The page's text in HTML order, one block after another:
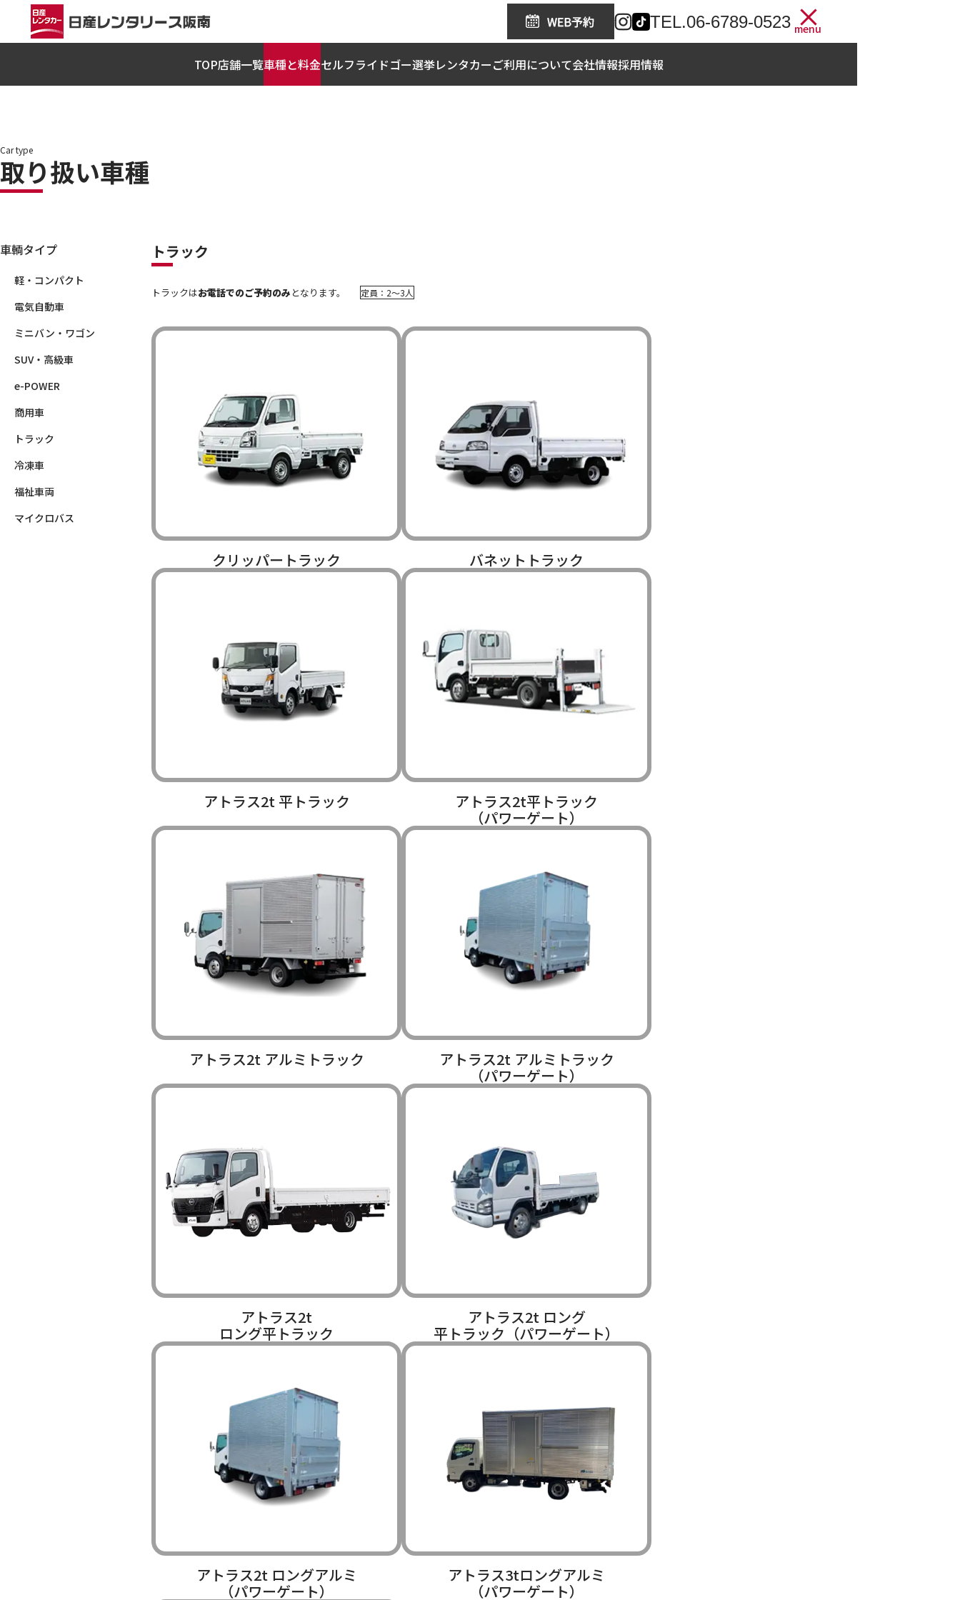
TEL.06-6789-0523 menu
TOP店舗一覧車種と料金セルフライドゴー選挙レンタカーご利用について会社情報採用情報
Car type
取り扱い車種
車輌タイプ
軽・コンパクト
電気自動車
ミニバン・ワゴン
SUV・高級車
e-POWER
商用車
トラック
冷凍車
福祉車両
マイクロバス
トラック
トラックはお電話でのご予約のみ となります。 定員：2〜3人
クリッパートラック バネットトラック
アトラス2t 平トラック アトラス2t平トラック
（パワーゲート）
アトラス2t アルミトラック アトラス2t アルミトラック
（パワーゲート）
アトラス2t
ロング平トラック
アトラス2t ロング
平トラック（パワーゲート）
アトラス2t ロングアルミ
（パワーゲート）
アトラス3tロングアルミ
（パワーゲート）